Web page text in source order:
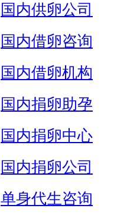
国内供卵公司
国内借卵咨询
国内借卵机构
国内捐卵助孕
国内捐卵中心
国内捐卵公司
单身代生咨询